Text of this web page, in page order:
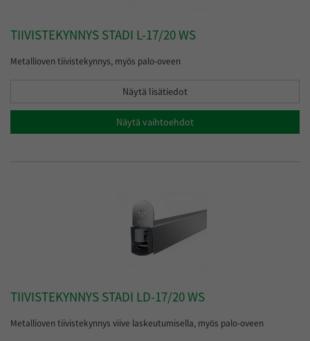
TIIVISTEKYNNYS STADI L-17/20 WS
Metallioven tiivistekynnys, myös palo-oveen
Näytä lisätiedot
Näytä vaihtoehdot
TIIVISTEKYNNYS STADI LD-17/20 WS
Metallioven tiivistekynnys viive laskeutumisella, myös palo-oveen